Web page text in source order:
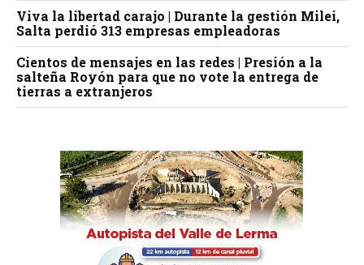
Viva la libertad carajo | Durante la gestión Milei,
Salta perdió 313 empresas empleadoras
Cientos de mensajes en las redes | Presión a la
salteña Royón para que no vote la entrega de
tierras a extranjeros